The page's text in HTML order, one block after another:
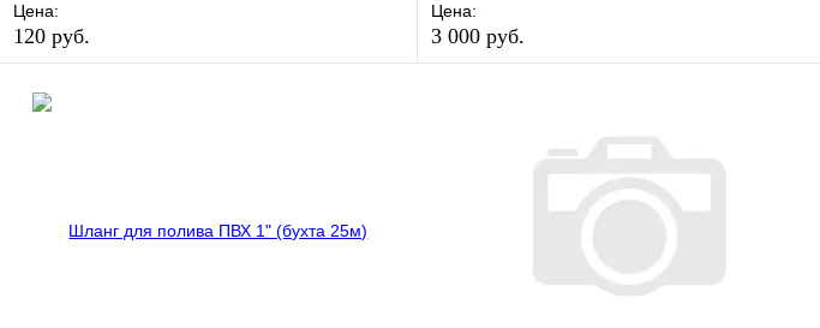
Цена:
120 руб.
Купить в 1 клик
Цена:
3 000 руб.
В корзину